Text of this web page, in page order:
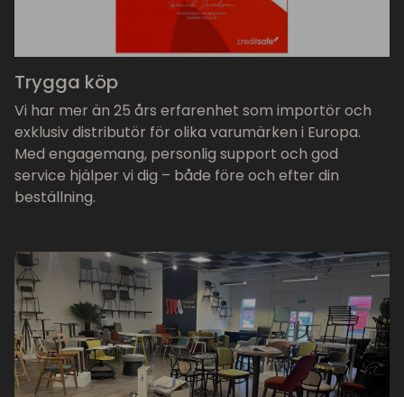
Trygga köp
Vi har mer än 25 års erfarenhet som importör och
exklusiv distributör för olika varumärken i Europa.
Med engagemang, personlig support och god
service hjälper vi dig – både före och efter din
beställning.